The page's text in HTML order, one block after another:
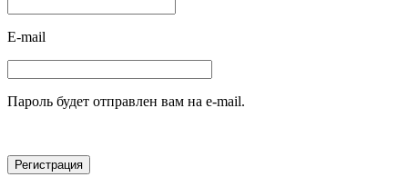
E-mail
Пароль будет отправлен вам на e-mail.